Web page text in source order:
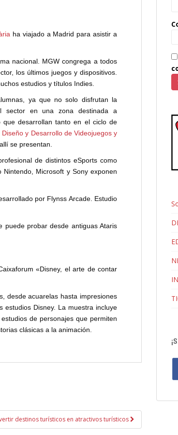
ha viajado a Madrid para asistir a
nacional. MGW congrega a todos
los últimos juegos y dispositivos.
estudios y títulos Indies.
ya que no solo disfrutan la
sector en una zona destinada a
que desarrollan tanto en el ciclo de
Diseño y Desarrollo de Videojuegos y
se presentan.
de distintos eSports como
Microsoft y Sony exponen
por Flynss Arcade. Estudio
puede probar desde antiguas Ataris
«Disney, el arte de contar
desde acuarelas hasta impresiones
estudios Disney. La muestra incluye
de personajes que permiten
clásicas a la animación.
destinos turísticos en atractivos turísticos